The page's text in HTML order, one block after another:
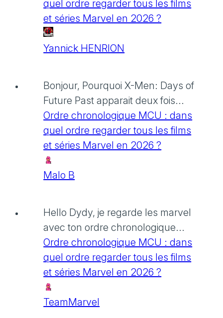
quel ordre regarder tous les films
et séries Marvel en 2026 ?
Yannick HENRION
Bonjour, Pourquoi X-Men: Days of
Future Past apparait deux fois...
Ordre chronologique MCU : dans
quel ordre regarder tous les films
et séries Marvel en 2026 ?
Malo B
Hello Dydy, je regarde les marvel
avec ton ordre chronologique...
Ordre chronologique MCU : dans
quel ordre regarder tous les films
et séries Marvel en 2026 ?
TeamMarvel